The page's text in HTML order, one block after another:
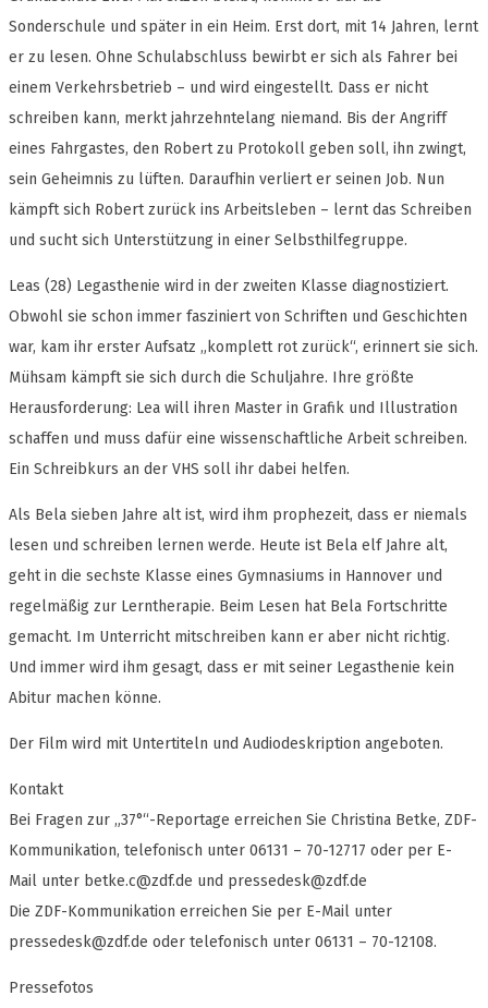
Sonderschule und später in ein Heim. Erst dort, mit 14 Jahren, lernt
er zu lesen. Ohne Schulabschluss bewirbt er sich als Fahrer bei
einem Verkehrsbetrieb – und wird eingestellt. Dass er nicht
schreiben kann, merkt jahrzehntelang niemand. Bis der Angriff
eines Fahrgastes, den Robert zu Protokoll geben soll, ihn zwingt,
sein Geheimnis zu lüften. Daraufhin verliert er seinen Job. Nun
kämpft sich Robert zurück ins Arbeitsleben – lernt das Schreiben
und sucht sich Unterstützung in einer Selbsthilfegruppe.
Leas (28) Legasthenie wird in der zweiten Klasse diagnostiziert.
Obwohl sie schon immer fasziniert von Schriften und Geschichten
war, kam ihr erster Aufsatz „komplett rot zurück“, erinnert sie sich.
Mühsam kämpft sie sich durch die Schuljahre. Ihre größte
Herausforderung: Lea will ihren Master in Grafik und Illustration
schaffen und muss dafür eine wissenschaftliche Arbeit schreiben.
Ein Schreibkurs an der VHS soll ihr dabei helfen.
Als Bela sieben Jahre alt ist, wird ihm prophezeit, dass er niemals
lesen und schreiben lernen werde. Heute ist Bela elf Jahre alt,
geht in die sechste Klasse eines Gymnasiums in Hannover und
regelmäßig zur Lerntherapie. Beim Lesen hat Bela Fortschritte
gemacht. Im Unterricht mitschreiben kann er aber nicht richtig.
Und immer wird ihm gesagt, dass er mit seiner Legasthenie kein
Abitur machen könne.
Der Film wird mit Untertiteln und Audiodeskription angeboten.
Kontakt
Bei Fragen zur „37°“-Reportage erreichen Sie Christina Betke, ZDF-
Kommunikation, telefonisch unter 06131 – 70-12717 oder per E-
Mail unter betke.c@zdf.de und pressedesk@zdf.de
Die ZDF-Kommunikation erreichen Sie per E-Mail unter
pressedesk@zdf.de oder telefonisch unter 06131 – 70-12108.
Pressefotos